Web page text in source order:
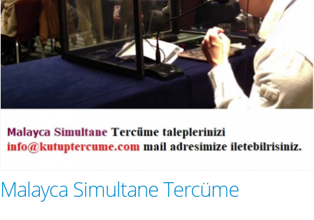
Malayca Simultane Tercüme